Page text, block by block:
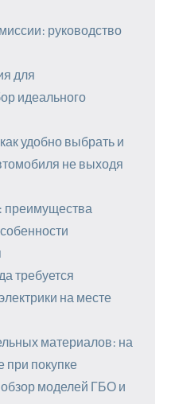
руководство
для
идеального
удобно выбрать и
не выходя
преимущества
требуется
на месте
материалов: на
при покупке
обзор моделей ГБО и